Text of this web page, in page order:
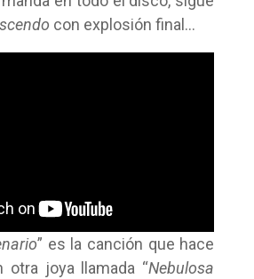
con explosión final…
” es la canción que hace
otra joya llamada “Nebulosa